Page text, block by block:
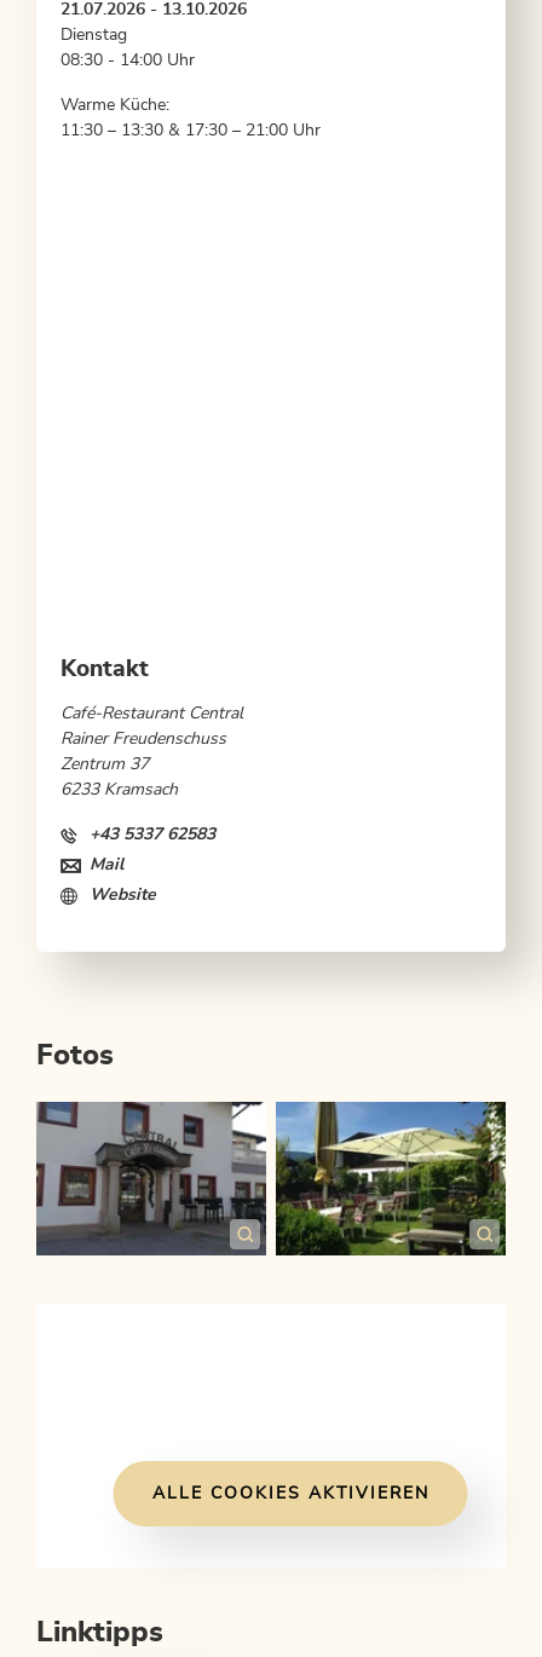
Fotos
ALLE COOKIES AKTIVIEREN
Linktipps
21.07.2026 - 13.10.2026
Dienstag
08:30 - 14:00 Uhr
Warme Küche:
11:30 – 13:30 & 17:30 – 21:00 Uhr
Kontakt
Café-Restaurant Central
Rainer Freudenschuss
Zentrum 37
6233 Kramsach
+43 5337 62583
Mail
Website